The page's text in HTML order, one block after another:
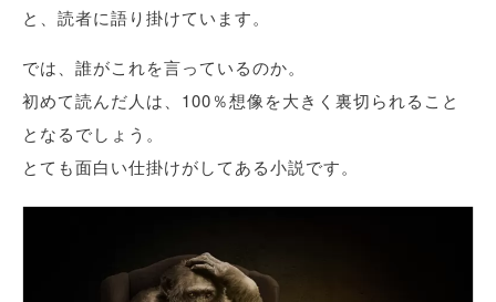
と、読者に語り掛けています。
では、誰がこれを言っているのか。
初めて読んだ人は、100％想像を大きく裏切られること
となるでしょう。
とても面白い仕掛けがしてある小説です。